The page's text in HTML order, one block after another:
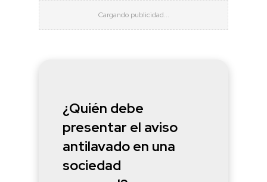
¿Quién debe
presentar el aviso
antilavado en una
sociedad